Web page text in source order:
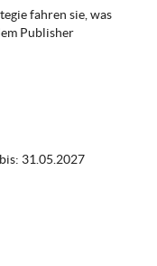
fahren sie, was
Publisher
31.05.2027